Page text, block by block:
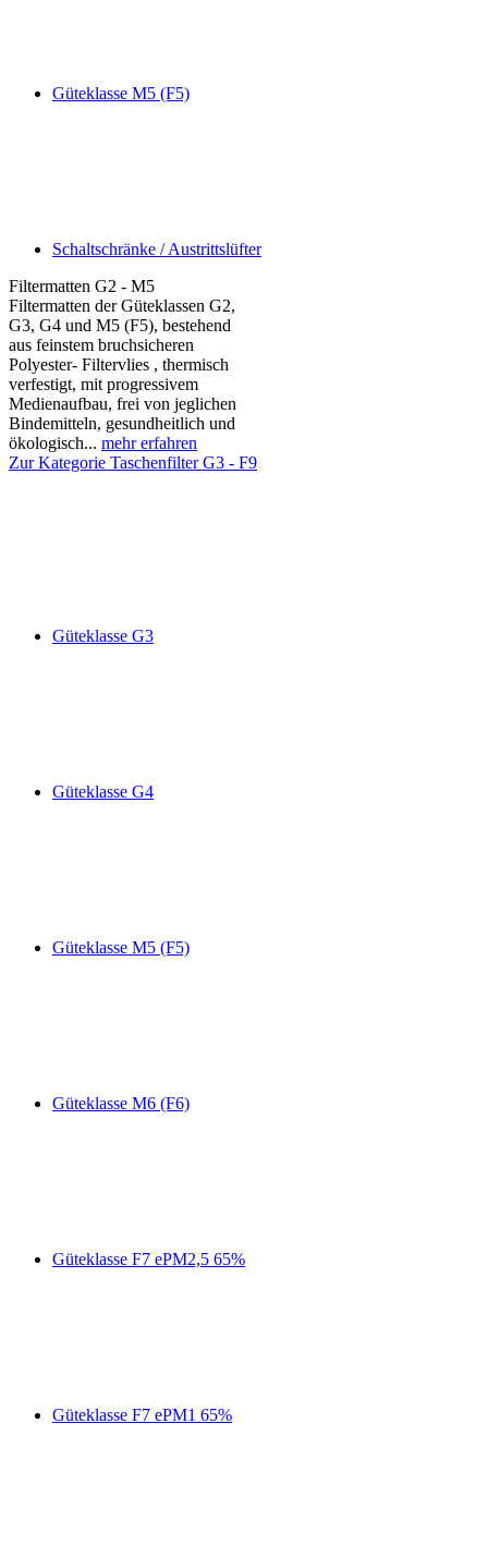
Güteklasse M5 (F5)
Schaltschränke / Austrittslüfter
Filtermatten G2 - M5
Filtermatten der Güteklassen G2,
G3, G4 und M5 (F5), bestehend
aus feinstem bruchsicheren
Polyester- Filtervlies , thermisch
verfestigt, mit progressivem
Medienaufbau, frei von jeglichen
Bindemitteln, gesundheitlich und
ökologisch... mehr erfahren
Zur Kategorie Taschenfilter G3 - F9
Güteklasse G3
Güteklasse G4
Güteklasse M5 (F5)
Güteklasse M6 (F6)
Güteklasse F7 ePM2,5 65%
Güteklasse F7 ePM1 65%